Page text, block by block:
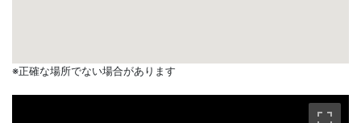
※正確な場所でない場合があります